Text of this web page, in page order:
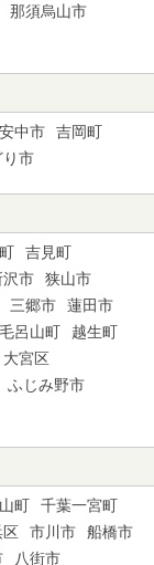
那須烏山市
安中市
吉岡町
り市
吉見町
沢市
狭山市
三郷市
蓮田市
毛呂山町
越生町
大宮区
ふじみ野市
町
千葉一宮町
区 市川市
船橋市
八街市